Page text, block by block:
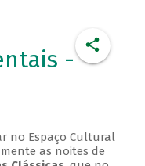
-
no Espaço Cultural
as noites de